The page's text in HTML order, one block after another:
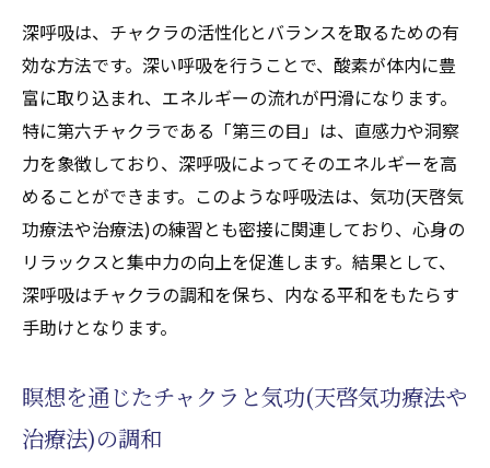
深呼吸は、チャクラの活性化とバランスを取るための有
効な方法です。深い呼吸を行うことで、酸素が体内に豊
富に取り込まれ、エネルギーの流れが円滑になります。
特に第六チャクラである「第三の目」は、直感力や洞察
力を象徴しており、深呼吸によってそのエネルギーを高
めることができます。このような呼吸法は、気功(天啓気
功療法や治療法)の練習とも密接に関連しており、心身の
リラックスと集中力の向上を促進します。結果として、
深呼吸はチャクラの調和を保ち、内なる平和をもたらす
手助けとなります。
瞑想を通じたチャクラと気功(天啓気功療法や
治療法)の調和